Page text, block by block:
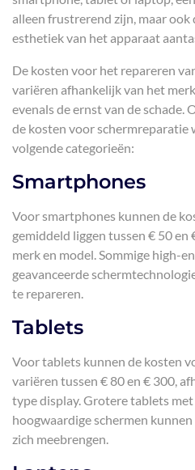
alleen frustrerend zijn, maar
esthetiek van het apparaat
De kosten voor het repareren
variëren afhankelijk van het
evenals de ernst van de schade.
de kosten voor schermreparatie
volgende categorieën:
Smartphones
Voor smartphones kunnen de
gemiddeld liggen tussen € 50
merk en model. Sommige high-
geavanceerde
te repareren.
Tablets
Voor tablets kunnen de kosten
variëren tussen € 80 en € 300,
type display. Grotere tablets
hoogwaardige schermen
zich meebrengen.